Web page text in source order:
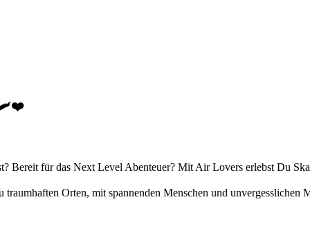
Bereit für das Next Level Abenteuer? Mit Air Lovers erlebst Du
Orten, mit spannenden Menschen und unvergesslichen